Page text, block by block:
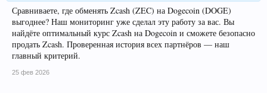
Сравниваете, где обменять Zcash (ZEC) на Dogecoin (DOGE)
выгоднее? Наш мониторинг уже сделал эту работу за вас. Вы
найдёте оптимальный курс Zcash на Dogecoin и сможете безопасно
продать Zcash. Проверенная история всех партнёров — наш
главный критерий.
25 фев 2026